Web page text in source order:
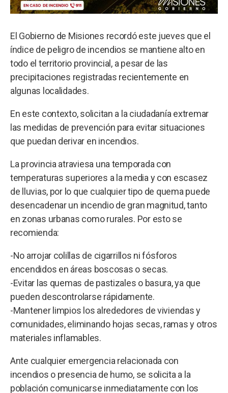
El Gobierno de Misiones recordó este jueves que el
índice de peligro de incendios se mantiene alto en
todo el territorio provincial, a pesar de las
precipitaciones registradas recientemente en
algunas localidades.
En este contexto, solicitan a la ciudadanía extremar
las medidas de prevención para evitar situaciones
que puedan derivar en incendios.
La provincia atraviesa una temporada con
temperaturas superiores a la media y con escasez
de lluvias, por lo que cualquier tipo de quema puede
desencadenar un incendio de gran magnitud, tanto
en zonas urbanas como rurales. Por esto se
recomienda:
-No arrojar colillas de cigarrillos ni fósforos
encendidos en áreas boscosas o secas.
-Evitar las quemas de pastizales o basura, ya que
pueden descontrolarse rápidamente.
-Mantener limpios los alrededores de viviendas y
comunidades, eliminando hojas secas, ramas y otros
materiales inflamables.
Ante cualquier emergencia relacionada con
incendios o presencia de humo, se solicita a la
población comunicarse inmediatamente con los